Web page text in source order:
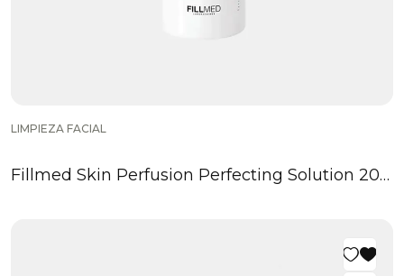
LIMPIEZA FACIAL
Fillmed Skin Perfusion Perfecting Solution 200